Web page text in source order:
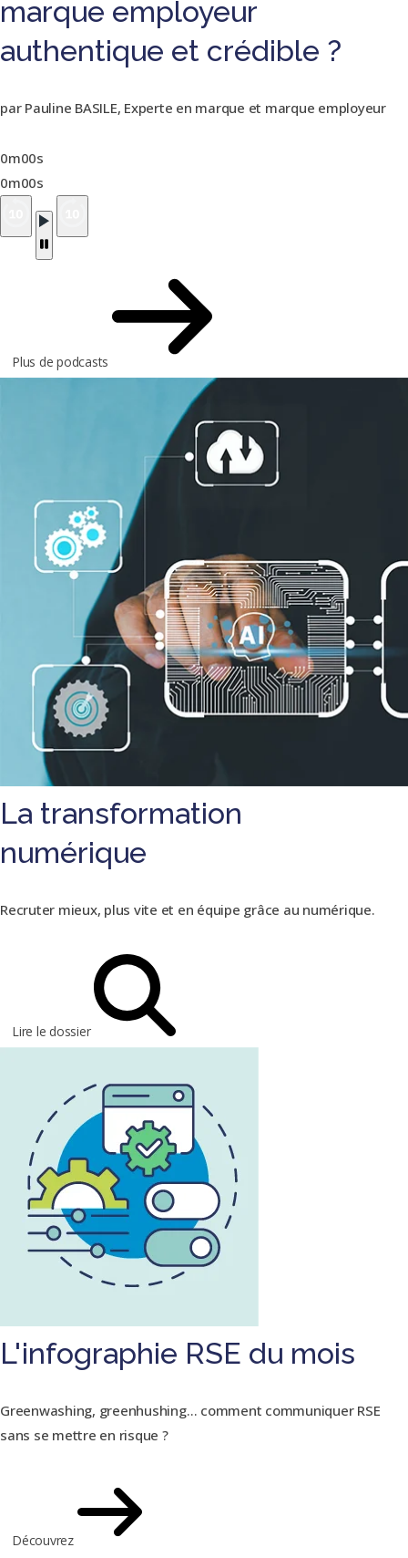
marque employeur
authentique et crédible ?
par Pauline BASILE, Experte en marque et marque employeur
0m00s
0m00s
Plus de podcasts
La transformation
numérique
Recruter mieux, plus vite et en équipe grâce au numérique.
Lire le dossier
L'infographie RSE du mois
Greenwashing, greenhushing… comment communiquer RSE
sans se mettre en risque ?
Découvrez